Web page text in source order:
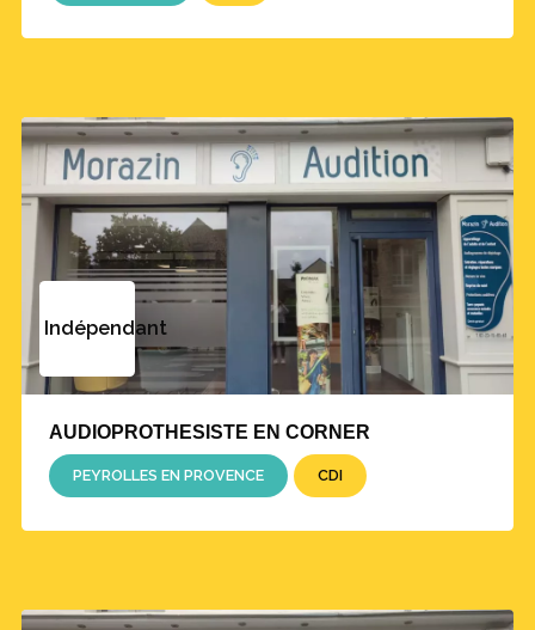
Indépendant
AUDIOPROTHESISTE EN CORNER
PEYROLLES EN PROVENCE CDI